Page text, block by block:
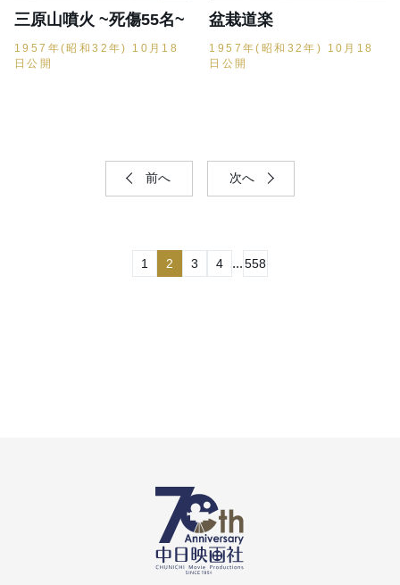
三原山噴火 ~死傷55名~
1957年(昭和32年) 10月18
日公開
盆栽道楽
1957年(昭和32年) 10月18
日公開
前へ 次へ
1 2 3 4 ...558